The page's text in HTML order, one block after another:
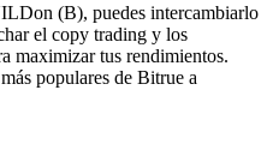
(B), puedes intercambiarlo
el copy trading y los
maximizar tus rendimientos.
populares de Bitrue a